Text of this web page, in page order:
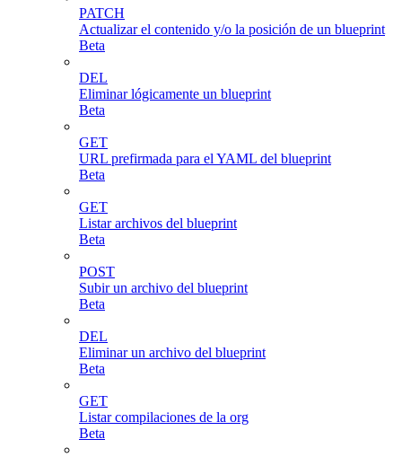
PATCH
Actualizar el contenido y/o la posición de un blueprint
Beta
DEL
Eliminar lógicamente un blueprint
Beta
GET
URL prefirmada para el YAML del blueprint
Beta
GET
Listar archivos del blueprint
Beta
POST
Subir un archivo del blueprint
Beta
DEL
Eliminar un archivo del blueprint
Beta
GET
Listar compilaciones de la org
Beta